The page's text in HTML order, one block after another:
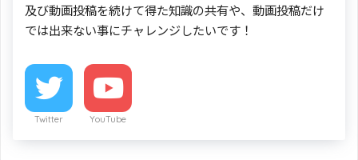
及び動画投稿を続けて得た知識の共有や、動画投稿だけ
では出来ない事にチャレンジしたいです！
Twitter YouTube